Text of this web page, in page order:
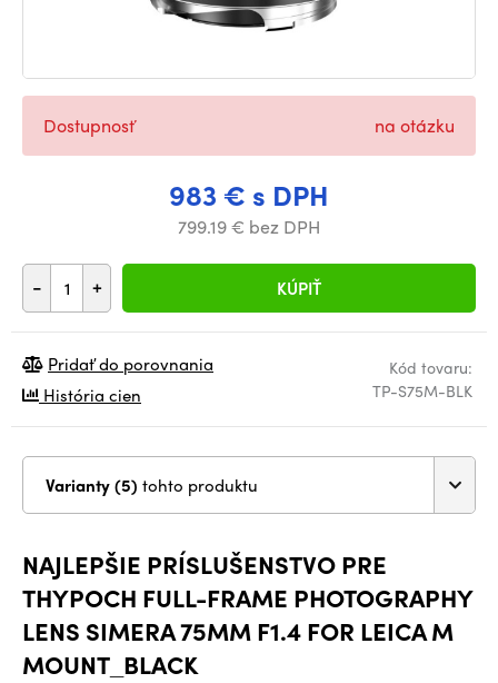
983 € s DPH
799.19 € bez DPH
- + KÚPIŤ
Dostupnosť na otázku
Kód tovaru:
TP-S75M-BLK
Pridať do porovnania
História cien
Varianty (5) tohto produktu
NAJLEPŠIE PRÍSLUŠENSTVO PRE
THYPOCH FULL-FRAME PHOTOGRAPHY
LENS SIMERA 75MM F1.4 FOR LEICA M
MOUNT_BLACK